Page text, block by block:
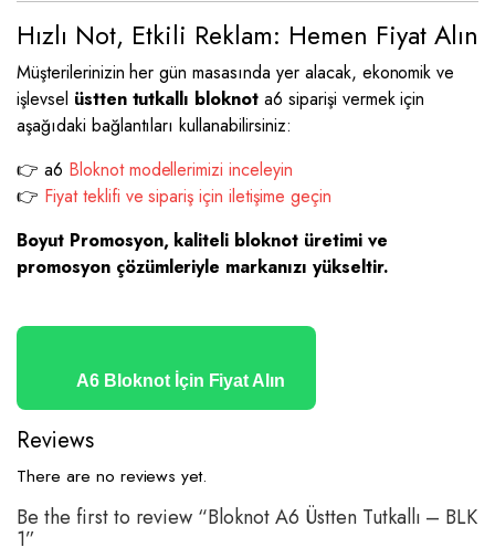
Hızlı Not, Etkili Reklam: Hemen Fiyat Alın
Müşterilerinizin her gün masasında yer alacak, ekonomik ve
işlevsel üstten tutkallı bloknot a6 siparişi vermek için
aşağıdaki bağlantıları kullanabilirsiniz:
👉 a6 Bloknot modellerimizi inceleyin
👉 Fiyat teklifi ve sipariş için iletişime geçin
Boyut Promosyon, kaliteli bloknot üretimi ve
promosyon çözümleriyle markanızı yükseltir.
A6 Bloknot İçin Fiyat Alın
Reviews
There are no reviews yet.
Be the first to review “Bloknot A6 Üstten Tutkallı – BLK
1”